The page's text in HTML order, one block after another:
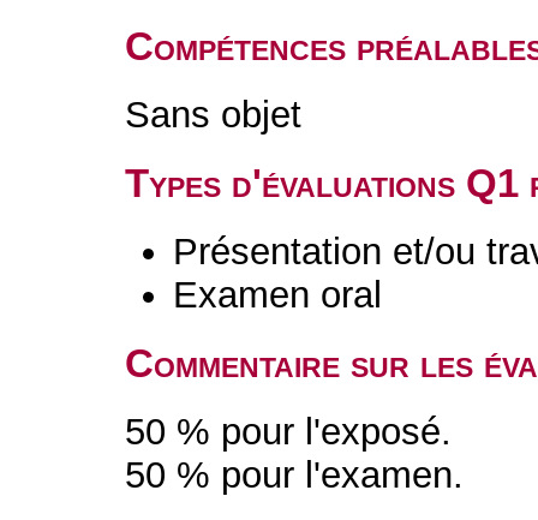
Compétences
Sans objet
Types d'évaluations
Présentation et/ou
Examen oral
Commentaire sur les
50 % pour l'exposé.
50 % pour l'examen.